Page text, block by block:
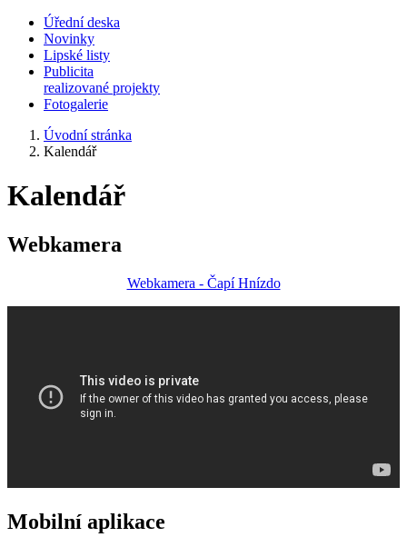
Úřední deska
Novinky
Lipské listy
Publicita
realizované projekty
Fotogalerie
Úvodní stránka
Kalendář
Kalendář
Webkamera
Webkamera - Čapí Hnízdo
Mobilní aplikace